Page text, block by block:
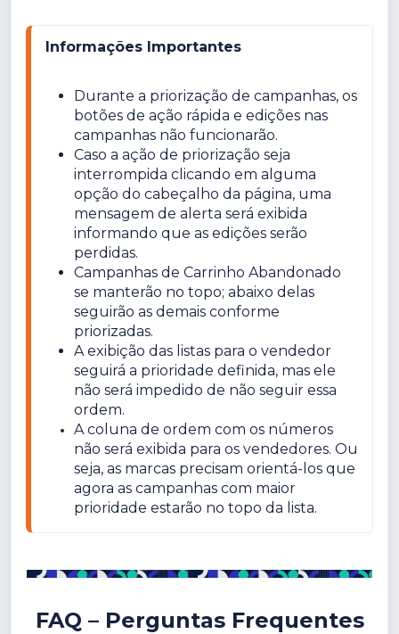
Informações Importantes
Durante a priorização de campanhas, os
botões de ação rápida e edições nas
campanhas não funcionarão.
Caso a ação de priorização seja
interrompida clicando em alguma
opção do cabeçalho da página, uma
mensagem de alerta será exibida
informando que as edições serão
perdidas.
Campanhas de Carrinho Abandonado
se manterão no topo; abaixo delas
seguirão as demais conforme
priorizadas.
A exibição das listas para o vendedor
seguirá a prioridade definida, mas ele
não será impedido de não seguir essa
ordem.
A coluna de ordem com os números
não será exibida para os vendedores. Ou
seja, as marcas precisam orientá-los que
agora as campanhas com maior
prioridade estarão no topo da lista.
FAQ – Perguntas Frequentes